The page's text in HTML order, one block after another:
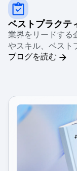
ベストプラクテ
業界をリードする
やスキル、ベスト
ブログを読む